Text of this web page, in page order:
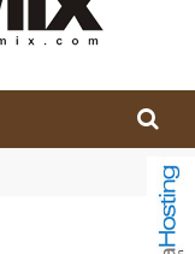
o Brasil no